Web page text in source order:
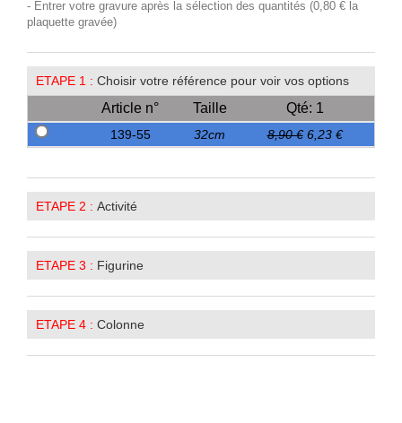
- Entrer votre gravure après la sélection des quantités (0,80 € la
plaquette gravée)
ETAPE 1 : Choisir votre référence pour voir vos options
Article n° Taille Qté: 1
139-55 32cm 8,90 € 6,23 €
ETAPE 2 : Activité
ETAPE 3 : Figurine
ETAPE 4 : Colonne